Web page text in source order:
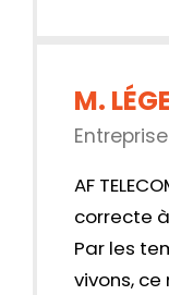
M.
Entreprise
AF
correcte
Par les
vivons,